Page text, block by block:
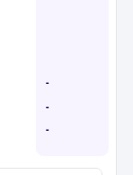
-
-
-